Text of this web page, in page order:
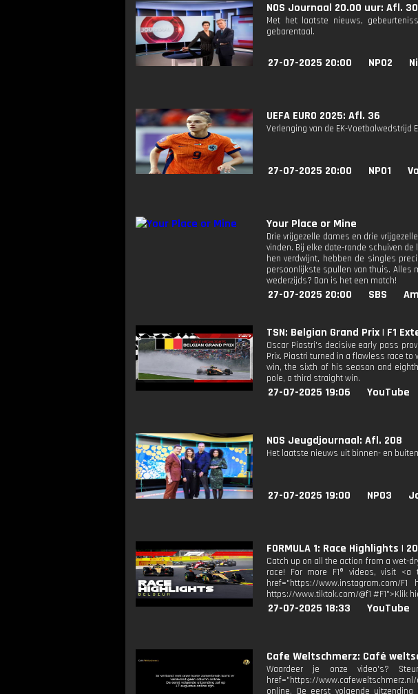
NOS Journaal 20.00 uur: Afl. 30
Met het laatste nieuws,
gebarentaal.
27-07-2025 20:00 NPO2
UEFA EURO 2025: Afl. 36
Verlenging van de EK-Voetbalwedstrijd
27-07-2025 20:00 NPO1
Your Place or Mine
Drie vrijgezelle dames en drie
vinden. Bij elke date-ronde schuiven
hen verdwijnt, hebben de singles
persoonlijkste spullen van thuis. Alles
wederzijds? Dan is het een match!
27-07-2025 20:00 SBS
TSN: Belgian Grand Prix | F1
Oscar Piastri's decisive early pass
Prix. Piastri turned in a flawless race
win, the sixth of his season and
pole, a third straight win.
27-07-2025 19:06 YouTube
NOS Jeugdjournaal: Afl. 208
Het laatste nieuws uit binnen- en
27-07-2025 19:00 NPO3
FORMULA 1: Race Highlights |
Catch up on all the action from a wet-
race! For more F1® videos, visit <a
href="https://www.instagram.com/F1
https://www.tiktok.com/@f1 #F1">Klik
27-07-2025 18:33 YouTube
Cafe Weltschmerz: Café
Waardeer je onze video's?
href="https://
online. De eerst volgende